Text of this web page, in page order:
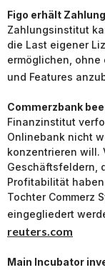
Figo erhält
Zah­lungs­in­sti­tut
die Last eigener
ermöglichen,
und Features
Commerzbank
Finanzinstitut
Onlinebank nicht
konzentrieren will.
Geschäftsfeldern,
Profitabilität
Tochter Commerz
eingegliedert
reuters.com
Main Incubator